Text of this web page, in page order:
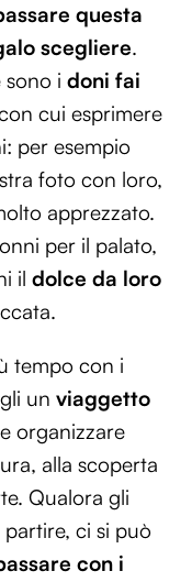
questa
scegliere.
sono i doni fai
cui esprimere
per esempio
foto con loro,
apprezzato.
per il palato,
il dolce da loro
tempo con i
un viaggetto
organizzare
alla scoperta
Qualora gli
ci si può
con i